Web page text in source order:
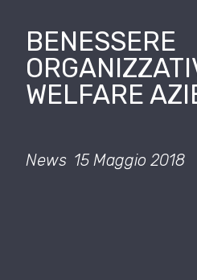
BENESSERE
WELFARE
News 15 Maggio 2018